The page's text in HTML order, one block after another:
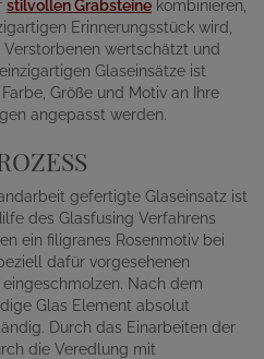
stilvollen Grabsteine kombinieren,
Erinnerungsstück wird,
wertschätzt und
Glaseinsätze ist
Größe und Motiv an Ihre
angepasst werden.
gefertigte Glaseinsatz ist
des Glasfusing Verfahrens
ein filigranes Rosenmotiv bei
dafür vorgesehenen
Nach dem
Glas Element absolut
Durch das Einarbeiten der
die Veredlung mit